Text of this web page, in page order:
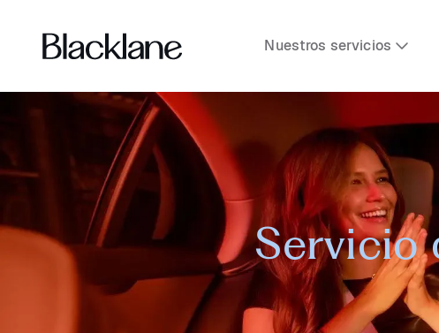
Nuestros servicios
Servicio